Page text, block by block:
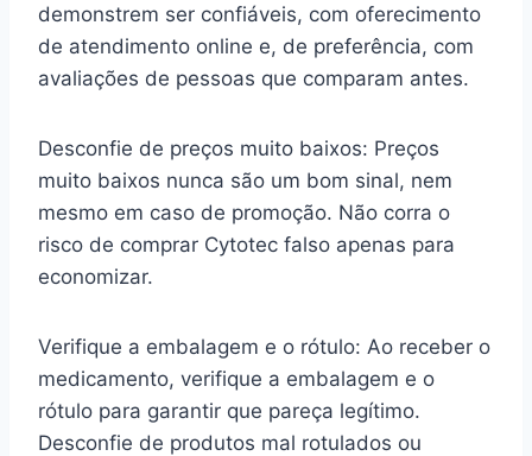
demonstrem ser confiáveis, com oferecimento
de atendimento online e, de preferência, com
avaliações de pessoas que comparam antes.
Desconfie de preços muito baixos: Preços
muito baixos nunca são um bom sinal, nem
mesmo em caso de promoção. Não corra o
risco de comprar Cytotec falso apenas para
economizar.
Verifique a embalagem e o rótulo: Ao receber o
medicamento, verifique a embalagem e o
rótulo para garantir que pareça legítimo.
Desconfie de produtos mal rotulados ou